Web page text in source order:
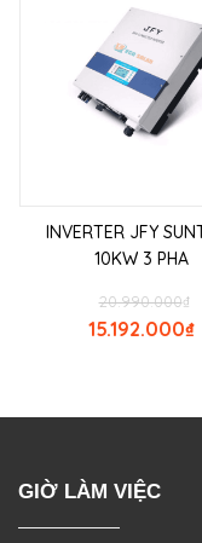
INVERTER JFY
10KW 3 PHA
₫
20.990.000
₫
15.192.000
GIỜ LÀM VIỆC